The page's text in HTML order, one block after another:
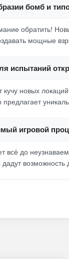
бомб и
обратить!
мощные
испытаний
кучу новых
игровой
всё до
возможность